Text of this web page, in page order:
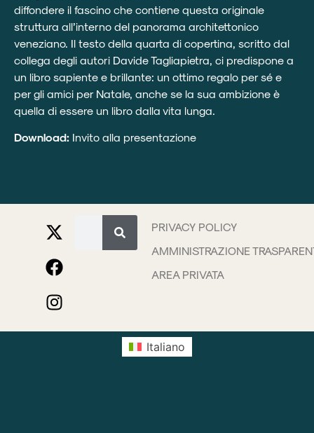
diffondere il fascino che contiene questa originale
struttura all’interno del panorama architettonico
veneziano. Il testo della quarta di copertina, scritto dal
collega degli autori Davide Tagliapietra, ci predispone a
un libro sapiente e brillante: un ottimo regalo per sé e
per gli amici per Natale, anche se la sua ambizione è
quella di essere un libro dalla vita lunga.
Download: Invito alla presentazione
PRIVACY POLICY
AMMINISTRAZIONE
AREA PRIVATA
Italiano